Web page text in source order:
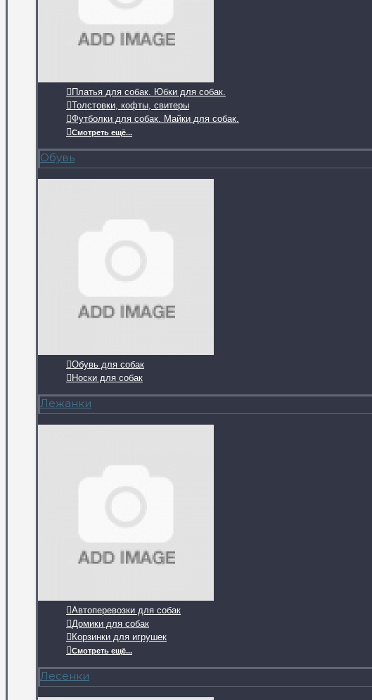
Платья для собак. Юбки для собак.
Толстовки, кофты, свитеры
Футболки для собак. Майки для собак.
Смотреть ещё...
Обувь
Обувь для собак
Носки для собак
Лежанки
Автоперевозки для собак
Домики для собак
Корзинки для игрушек
Смотреть ещё...
Лесенки